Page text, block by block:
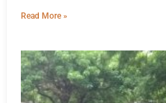
Read More »